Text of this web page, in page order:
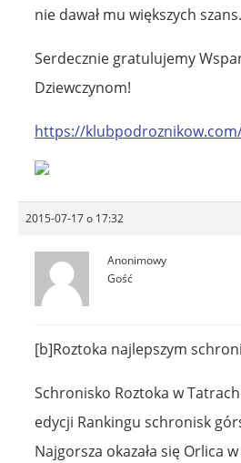
nie dawał mu większych szans.
Serdecznie gratulujemy
Dziewczynom!
https://
2015-07-17 o 17:32
Anonimowy
Gość
[b]Roztoka najlepszym
Schronisko Roztoka w
edycji Rankingu schronisk
Najgorsza okazała się Orlica